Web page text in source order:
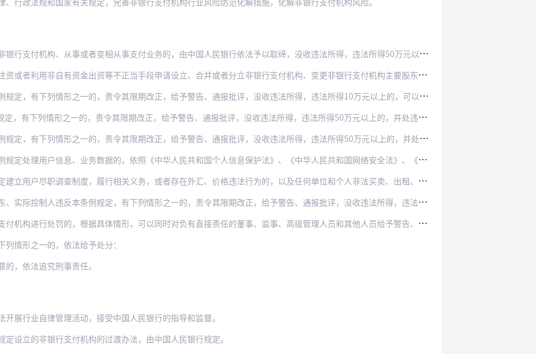
付机构、从事或者变相从事支付业务的，由中国人民银行依法予以取缔，没收违法所得，违法所得50万元以上的，并处违法所得1倍以上5倍以下…
用非自有资金出资等不正当手段申请设立、合并或者分立非银行支付机构、变更非银行支付机构主要股东或者实际控制人，未获批准的，申请人1…
有下列情形之一的，责令其限期改正，给予警告、通报批评，没收违法所得，违法所得10万元以上的，可以并处违法所得1倍以上5倍以下罚款；…
列情形之一的，责令其限期改正，给予警告、通报批评，没收违法所得，违法所得50万元以上的，并处违法所得1倍以上5倍以下罚款；没有…
有下列情形之一的，责令其限期改正，给予警告、通报批评，没收违法所得，违法所得50万元以上的，并处违法所得1倍以上5倍以下罚款；没有…
用户信息、业务数据的，依照《中华人民共和国个人信息保护法》、《中华人民共和国网络安全法》、《中华人民共和国数据安全法》等有关规定…
尽职调查制度，履行相关义务，或者存在外汇、价格违法行为的，以及任何单位和个人非法买卖、出租、出借支付账户的，由有关主管部门依照有…
制人违反本条例规定，有下列情形之一的，责令其限期改正，给予警告、通报批评，没收违法所得，违法所得10万元以上的，并处违法所得1倍…
行处罚的，根据具体情形，可以同时对负有直接责任的董事、监事、高级管理人员和其他人员给予警告、通报批评，单处或者并处5万元以上50…
情形之一的，依法给予处分：
，依法追究刑事责任。
开展行业自律管理活动，接受中国人民银行的指导和监督。
定设立的非银行支付机构的过渡办法，由中国人民银行规定。